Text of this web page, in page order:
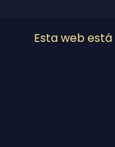
Esta web